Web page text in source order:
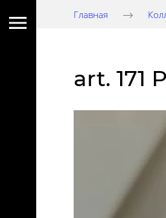
Главная
art. 171